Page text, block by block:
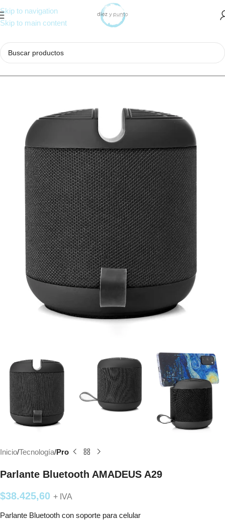
Skip to navigation
Skip to main content
Inicio Tecnología Pro
Parlante Bluetooth AMADEUS A29
$38.425,60 + IVA
Parlante Bluetooth con soporte para celular